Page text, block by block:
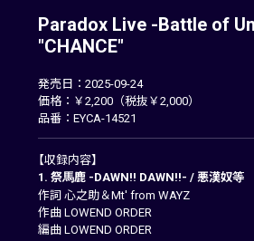
Paradox Live -Battle of
"CHANCE"
発売日：2025-09-24
価格：￥2,200（税抜￥2,000）
品番：EYCA-14521
【収録内容】
1. 祭馬鹿 -DAWN!! DAWN!!- / 悪漢奴等
作詞 心之助＆Mt' from WAYZ
作曲 LOWEND ORDER
編曲 LOWEND ORDER